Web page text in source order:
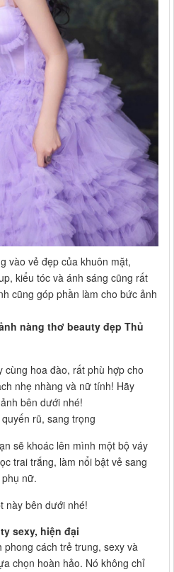
vào vẻ đẹp của khuôn mặt,
kiểu tóc và ánh sáng cũng rất
cũng góp phần làm cho bức ảnh
nàng thơ beauty đẹp Thủ
cùng hoa đào, rất phù hợp cho
nhẹ nhàng và nữ tính! Hãy
bên dưới nhé!
rũ, sang trọng
sẽ khoác lên mình một bộ váy
trai trắng, làm nổi bật vẻ sang
nữ.
này bên dưới nhé!
sexy, hiện đại
cách trẻ trung, sexy và
chọn hoàn hảo. Nó không chỉ